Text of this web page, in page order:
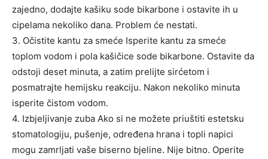
zajedno, dodajte kašiku sode bikarbone i ostavite ih u
cipelama nekoliko dana. Problem će nestati.
3. Očistite kantu za smeće Isperite kantu za smeće
toplom vodom i pola kašičice sode bikarbone. Ostavite da
odstoji deset minuta, a zatim prelijte sirćetom i
posmatrajte hemijsku reakciju. Nakon nekoliko minuta
isperite čistom vodom.
4. Izbjeljivanje zuba Ako si ne možete priuštiti estetsku
stomatologiju, pušenje, određena hrana i topli napici
mogu zamrljati vaše biserno bjeline. Nije bitno. Operite